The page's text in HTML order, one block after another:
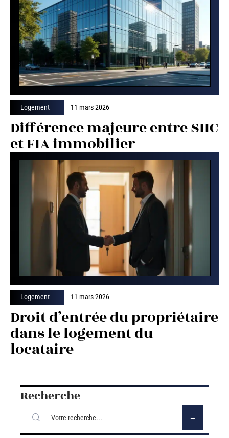
Logement 11 mars 2026
Différence majeure entre SIIC
et FIA immobilier
Logement 11 mars 2026
Droit d’entrée du propriétaire
dans le logement du
locataire
Recherche